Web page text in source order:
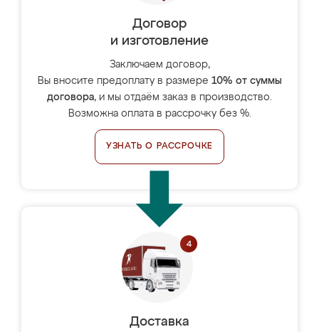
Договор
и изготовление
Заключаем договор,
Вы вносите предоплату в размере 10% от суммы
договора, и мы отдаём заказ в производство.
Возможна оплата в рассрочку без %.
УЗНАТЬ О РАССРОЧКЕ
Доставка